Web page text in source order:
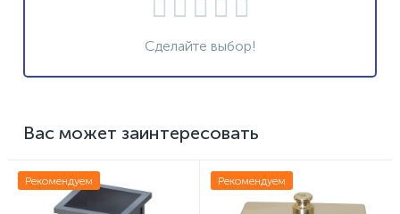
Сделайте выбор!
Вас может заинтересовать
Рекомендуем Рекомендуем